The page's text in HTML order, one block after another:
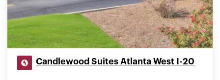
Candlewood Suites Atlanta West I-20